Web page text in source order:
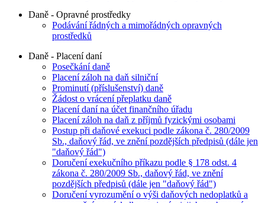
Daně - Opravné prostředky
Podávání řádných a mimořádných opravných
prostředků
Daně - Placení daní
Posečkání daně
Placení záloh na daň silniční
Prominutí (příslušenství) daně
Žádost o vrácení přeplatku daně
Placení daní na účet finančního úřadu
Placení záloh na daň z příjmů fyzickými osobami
Postup při daňové exekuci podle zákona č. 280/2009
Sb., daňový řád, ve znění pozdějších předpisů (dále jen
"daňový řád")
Doručení exekučního příkazu podle § 178 odst. 4
zákona č. 280/2009 Sb., daňový řád, ve znění
pozdějších předpisů (dále jen "daňový řád")
Doručení vyrozumění o výši daňových nedoplatků a